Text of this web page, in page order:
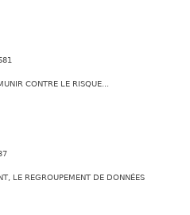
CONTRE LE RISQUE...
LE REGROUPEMENT DE DONNÉES